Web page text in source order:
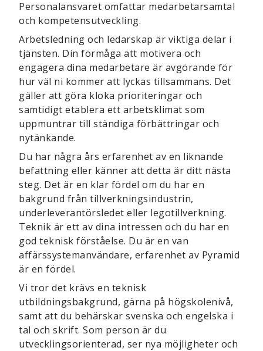
Personalansvaret omfattar medarbetarsamtal
och kompetensutveckling.
Arbetsledning och ledarskap är viktiga delar i
tjänsten. Din förmåga att motivera och
engagera dina medarbetare är avgörande för
hur väl ni kommer att lyckas tillsammans. Det
gäller att göra kloka prioriteringar och
samtidigt etablera ett arbetsklimat som
uppmuntrar till ständiga förbättringar och
nytänkande.
Du har några års erfarenhet av en liknande
befattning eller känner att detta är ditt nästa
steg. Det är en klar fördel om du har en
bakgrund från tillverkningsindustrin,
underleverantörsledet eller legotillverkning.
Teknik är ett av dina intressen och du har en
god teknisk förståelse. Du är en van
affärssystemanvändare, erfarenhet av Pyramid
är en fördel.
Vi tror det krävs en teknisk
utbildningsbakgrund, gärna på högskolenivå,
samt att du behärskar svenska och engelska i
tal och skrift. Som person är du
utvecklingsorienterad, ser nya möjligheter och